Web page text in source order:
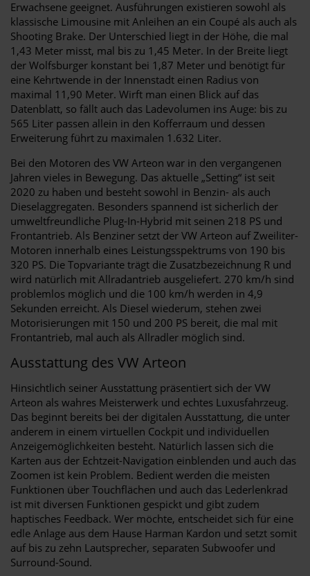
Erwachsene geeignet. Ausführungen existieren sowohl als
klassische Limousine mit Anleihen an ein Coupé als auch als
Shooting Brake. Der Unterschied liegt in der Höhe, die mal
1,43 Meter misst, mal bis zu 1,45 Meter. In der Breite liegt
der Wolfsburger konstant bei 1,87 Meter und benötigt für
eine Kehrtwende in der Innenstadt einen Radius von
maximal 11,90 Meter. Wirft man einen Blick auf das
Datenblatt, so fällt auch das Ladevolumen ins Auge: bis zu
565 Liter passen allein in den Kofferraum und dessen
Erweiterung führt zu maximalen 1.632 Liter.
Bei den Motoren des VW Arteon war in den vergangenen
Jahren vieles in Bewegung. Das aktuelle „Setting“ ist seit
2020 zu haben und besteht sowohl in Benzin- als auch
Dieselaggregaten. Besonders spannend ist sicherlich der
umweltfreundliche Plug-In-Hybrid mit seinen 218 PS und
Frontantrieb. Als Benziner setzt der VW Arteon auf Zweiliter-
Motoren innerhalb eines Leistungsspektrums von 190 bis
320 PS. Die Topvariante trägt die Zusatzbezeichnung R und
wird natürlich mit Allradantrieb ausgeliefert. 270 km/h sind
problemlos möglich und die 100 km/h werden in 4,9
Sekunden erreicht. Als Diesel wiederum, stehen zwei
Motorisierungen mit 150 und 200 PS bereit, die mal mit
Frontantrieb, mal auch als Allradler möglich sind.
Ausstattung des VW Arteon
Hinsichtlich seiner Ausstattung präsentiert sich der VW
Arteon als wahres Meisterwerk und echtes Luxusfahrzeug.
Das beginnt bereits bei der digitalen Ausstattung, die unter
anderem in einem virtuellen Cockpit und individuellen
Anzeigemöglichkeiten besteht. Natürlich lassen sich die
Karten aus der Echtzeit-Navigation einblenden und auch das
Zoomen ist kein Problem. Bedient werden die meisten
Funktionen über Touchflächen und auch das Lederlenkrad
ist mit diversen Funktionen gespickt und gibt zudem
haptisches Feedback. Wer möchte, entscheidet sich für eine
edle Anlage aus dem Hause Harman Kardon und setzt somit
auf bis zu zehn Lautsprecher, separaten Subwoofer und
Surround-Sound.